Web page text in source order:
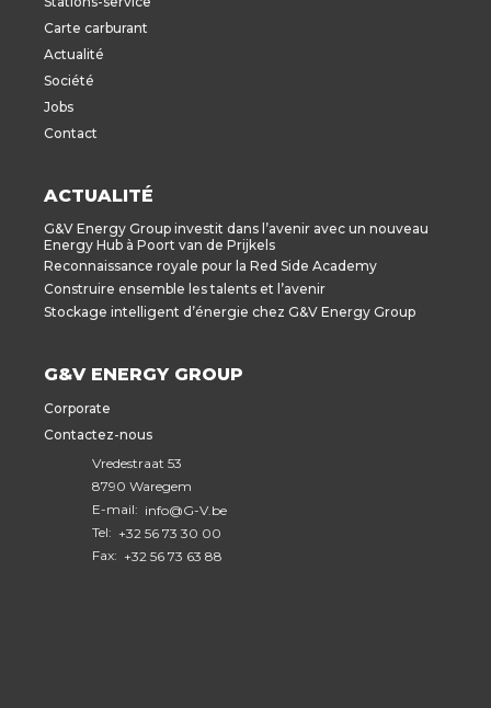
Carte carburant
Actualité
Société
Jobs
Contact
ACTUALITÉ
G&V Energy Group investit dans l’avenir avec un nouveau
Energy Hub à Poort van de Prijkels
Reconnaissance royale pour la Red Side Academy
Construire ensemble les talents et l’avenir
Stockage intelligent d’énergie chez G&V Energy Group
G&V ENERGY GROUP
Corporate
Contactez-nous
Vredestraat 53
8790 Waregem
E-mail: info@G-V.be
Tel: +32 56 73 30 00
Fax: +32 56 73 63 88